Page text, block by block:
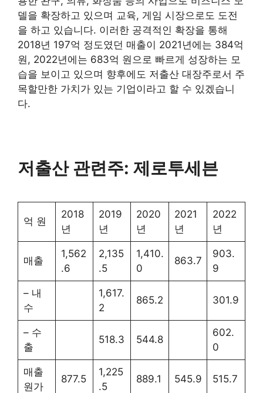
델을 확장하고 있으며 교육, 게임 시장으로도 도전
을 하고 있습니다. 이러한 공격적인 확장을 통해
2018년 197억 정도였던 매출이 2021년에는 384억
원, 2022년에는 683억 원으로 빠르게 성장하는 모
습을 보이고 있으며 향후에도 저출산 대장주로서 주
목할만한 가치가 있는 기업이라고 할 수 있겠습니
다.
저출산 관련주: 제로투세븐
억 원
2018
년
2019
년
2020
년
2021
년
2022
년
매출
1,562
.6
2,135
.5
1,410.
0
863.7
903.
9
– 내
수
1,617.
2
865.2 301.9
– 수
출
518.3 544.8
602.
0
매출
원가
877.5
1,225
.5
889.1 545.9 515.7